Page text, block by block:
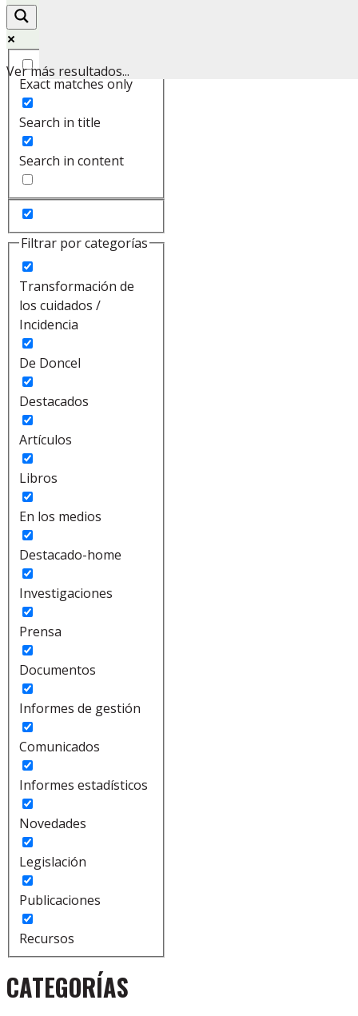
Ver más resultados...
Exact matches only
Search in title
Search in content
Filtrar por categorías
Transformación de
los cuidados /
Incidencia
De Doncel
Destacados
Artículos
Libros
En los medios
Destacado-home
Investigaciones
Prensa
Documentos
Informes de gestión
Comunicados
Informes estadísticos
Novedades
Legislación
Publicaciones
Recursos
CATEGORÍAS